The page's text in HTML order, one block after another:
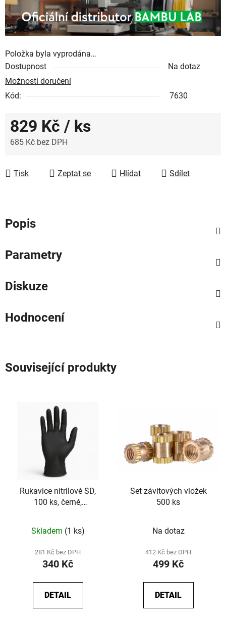
Položka byla vyprodána…
Dostupnost
Na dotaz
Možnosti doručení
Kód:
7630
829 Kč / ks
685 Kč bez DPH
Tisk
Zeptat se Hlídat Sdílet
Popis
Parametry
Diskuze
Hodnocení
Související produkty
Rukavice nitrilové SD,
100 ks, černé,
Skladem (1 ks)
281 Kč bez DPH
340 Kč
DETAIL
Set závitových vložek
500 ks
Na dotaz
412 Kč bez DPH
499 Kč
DETAIL